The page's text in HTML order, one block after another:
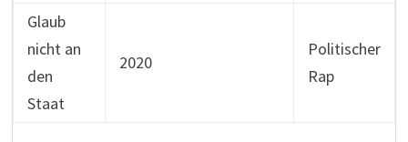
Glaub
nicht an
den
Staat
2020
Politischer
Rap